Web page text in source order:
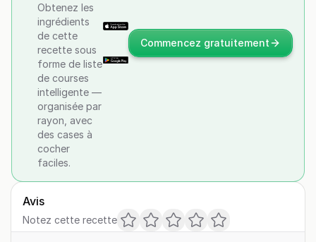
Obtenez les
ingrédients
de cette
recette sous
forme de liste
de courses
intelligente —
organisée par
rayon, avec
des cases à
cocher
faciles.
Commencez gratuitement
Avis
Notez cette recette